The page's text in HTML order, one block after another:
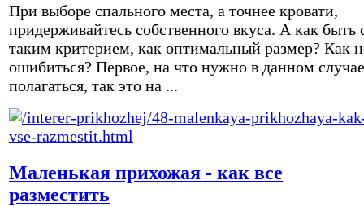
При выборе спального места, а точнее кровати,
придерживайтесь собственного вкуса. А как быть
таким критерием, как оптимальный размер? Как
ошибиться? Первое, на что нужно в данном случае
полагаться, так это на ...
Маленькая прихожая - как все
разместить